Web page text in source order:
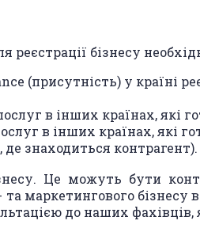
реєстрації бізнесу
(присутність) у країні
в інших країнах, які
в інших країнах, які
де знаходиться контрагент).
Це можуть бути
маркетингового бізнесу
до наших фахівців,